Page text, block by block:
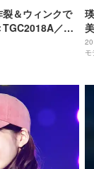
＆ウィンクで
TGC2018A／W
モ